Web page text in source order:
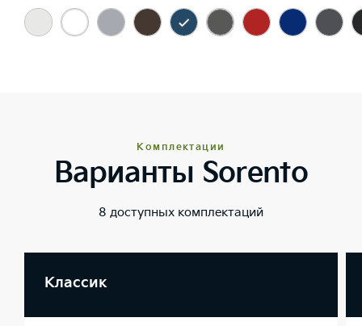
Комплектации
Варианты Sorento
8 доступных комплектаций
Классик